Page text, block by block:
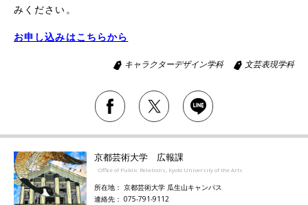
みください。
お申し込みはこちらから
キャラクターデザイン学科 文芸表現学科
京都芸術大学 広報課
Office of Public Relations, Kyoto University of the Arts
所在地： 京都芸術大学 瓜生山キャンパス
連絡先： 075-791-9112